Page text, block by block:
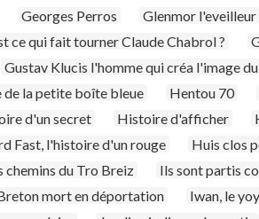
Georges Perros Glenmor l'eveilleur
ce qui fait tourner Claude Chabrol ?
Gustav Klucis l'homme qui créa l'image
de la petite boîte bleue
Hentou 70
d'un secret Histoire d'afficher
Fast, l'histoire d'un rouge Huis clos
chemins du Tro Breiz
Ils sont partis
mort en déportation
Iwan, le